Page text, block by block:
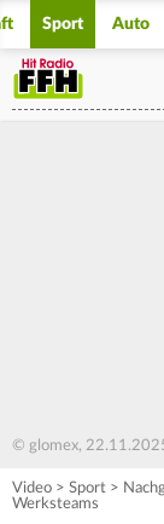
Sport Auto
© glomex,
Video > Sport >
Werksteams